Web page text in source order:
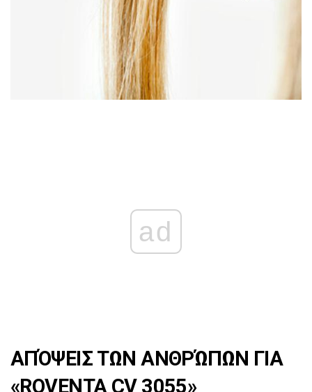
ad
ΑΠΌΨΕΙΣ ΤΩΝ ΑΝΘΡΏΠΩΝ ΓΙΑ
«ROVENTA CV 3055»